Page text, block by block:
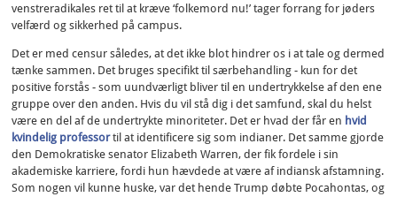
venstreradikales ret til at kræve ‘folkemord nu!’ tager forrang for jøders
velfærd og sikkerhed på campus.
Det er med censur således, at det ikke blot hindrer os i at tale og dermed
tænke sammen. Det bruges specifikt til særbehandling - kun for det
positive forstås - som uundværligt bliver til en undertrykkelse af den ene
gruppe over den anden. Hvis du vil stå dig i det samfund, skal du helst
være en del af de undertrykte minoriteter. Det er hvad der får en hvid
kvindelig professortil at identificere sig som indianer. Det samme gjorde
den Demokratiske senator Elizabeth Warren, der fik fordele i sin
akademiske karriere, fordi hun hævdede at være af indiansk afstamning.
Som nogen vil kunne huske, var det hende Trump døbte Pocahontas, og